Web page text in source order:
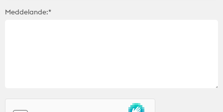
Meddelande:*